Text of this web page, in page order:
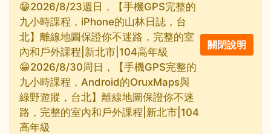
😁2026/8/23週日，【手機GPS完整的
九小時課程，iPhone的山林日誌，台
北】離線地圖保證你不迷路，完整的室
內和戶外課程|新北市|104高年級
😁2026/8/30周日，【手機GPS完整的
九小時課程，Android的OruxMaps與
綠野遊蹤，台北】離線地圖保證你不迷
路，完整的室內和戶外課程|新北市|104
高年級